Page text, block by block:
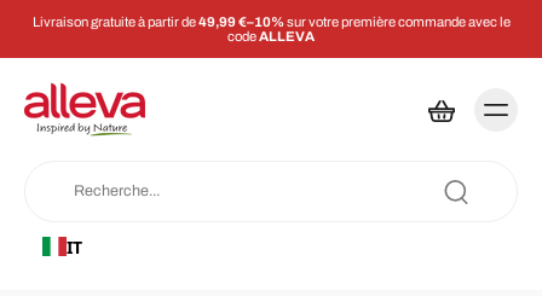
Livraison gratuite à partir de49,99 €–10% sur votre première commande avec le
codeALLEVA
IT